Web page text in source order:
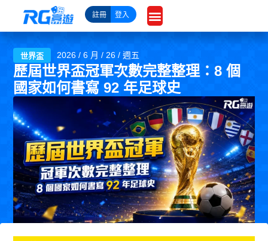
主
註冊 登入
世界盃 2026 / 6 月 / 26 / 週五
歷屆世界盃冠軍次數完整整理：8 個
國家如何書寫 92 年足球史